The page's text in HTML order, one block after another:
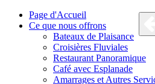
Page d'Accueil
Ce que nous offrons
Bateaux de Plaisance
Croisières Fluviales
Restaurant Panoramique
Café avec Esplanade
Amarrages et Autres